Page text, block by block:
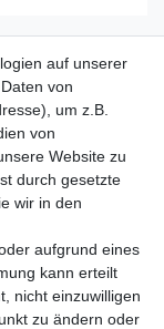
• USB Duo-
für 2 Geräte
Car Charger
den Zigaretten-
auf unserer
von
um z.B.
von
Website zu
durch gesetzte
wir in den
aufgrund eines
kann erteilt
nicht einzuwilligen
zu ändern oder